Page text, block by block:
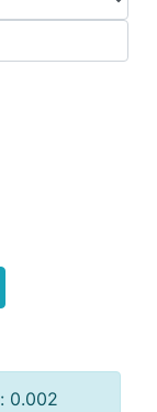
0.002